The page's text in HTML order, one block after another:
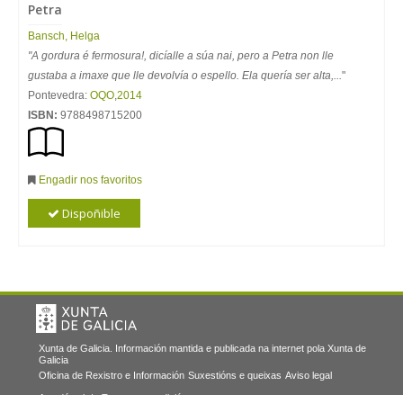
Petra
Bansch, Helga
"A gordura é fermosura!, dicíalle a súa nai, pero a Petra non lle
gustaba a imaxe que lle devolvía o espello. Ela quería ser alta,..."
Pontevedra: OQO,2014
ISBN: 9788498715200
Engadir nos favoritos
Dispoñible
Xunta de Galicia. Información mantida e publicada na internet pola Xunta de
Galicia
Oficina de Rexistro e Información Suxestións e queixas Aviso legal